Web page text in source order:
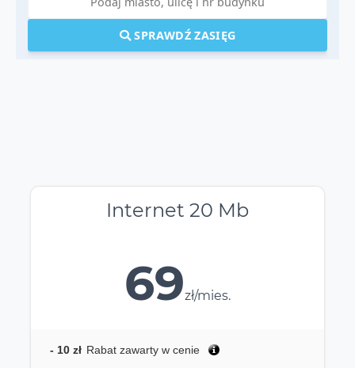
SPRAWDŹ ZASIĘG
Internet 20 Mb
69zł/mies.
- 10 zł Rabat zawarty w cenie